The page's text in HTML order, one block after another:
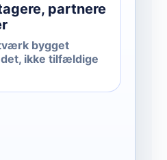
partnere
bygget
ikke tilfældige